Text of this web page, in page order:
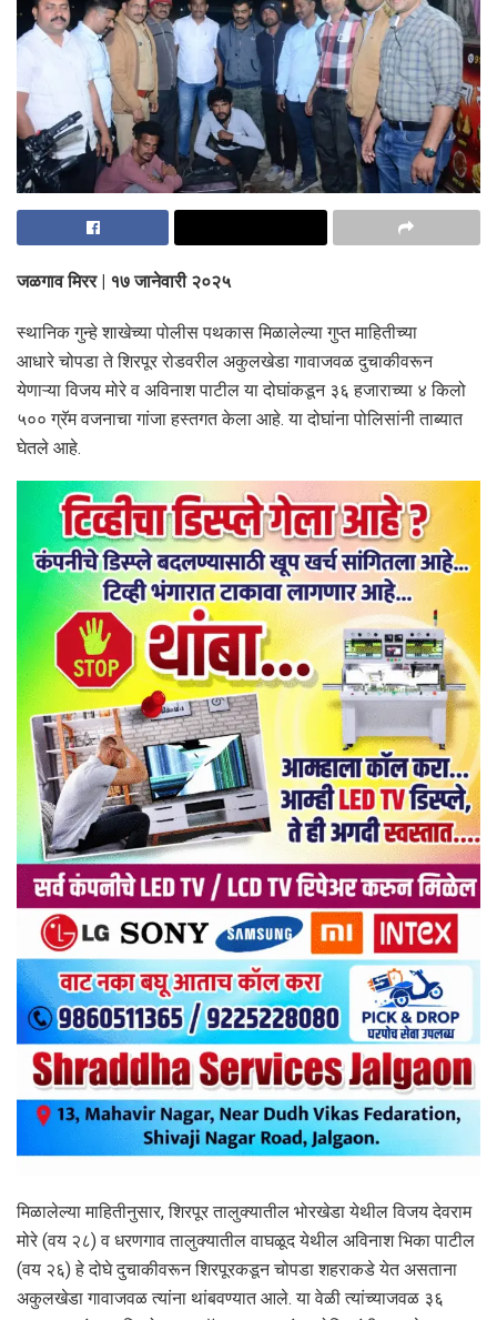
जळगाव मिरर | १७ जानेवारी २०२५
स्थानिक गुन्हे शाखेच्या पोलीस पथकास मिळालेल्या गुप्त माहितीच्या
आधारे चोपडा ते शिरपूर रोडवरील अकुलखेडा गावाजवळ दुचाकीवरून
येणाऱ्या विजय मोरे व अविनाश पाटील या दोघांकडून ३६ हजाराच्या ४ किलो
५०० ग्रॅम वजनाचा गांजा हस्तगत केला आहे. या दोघांना पोलिसांनी ताब्यात
घेतले आहे.
मिळालेल्या माहितीनुसार, शिरपूर तालुक्यातील भोरखेडा येथील विजय देवराम
मोरे (वय २८) व धरणगाव तालुक्यातील वाघळूद येथील अविनाश भिका पाटील
(वय २६) हे दोघे दुचाकीवरून शिरपूरकडून चोपडा शहराकडे येत असताना
अकुलखेडा गावाजवळ त्यांना थांबवण्यात आले. या वेळी त्यांच्याजवळ ३६